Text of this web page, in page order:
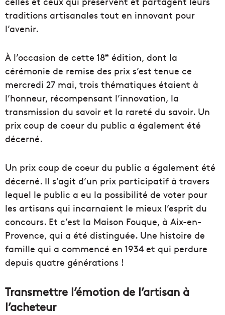
traditions artisanales tout en innovant pour
l’avenir.
À l’occasion de cette 18e édition, dont la
cérémonie de remise des prix s’est tenue ce
mercredi 27 mai, trois thématiques étaient à
l’honneur, récompensant l’innovation, la
transmission du savoir et la rareté du savoir. Un
prix coup de coeur du public a également été
décerné.
Un prix coup de coeur du public a également été
décerné. Il s’agit d’un prix participatif à travers
lequel le public a eu la possibilité de voter pour
les artisans qui incarnaient le mieux l’esprit du
concours. Et c’est la Maison Fouque, à Aix-en-
Provence, qui a été distinguée. Une histoire de
famille qui a commencé en 1934 et qui perdure
depuis quatre générations !
Transmettre l’émotion de l’artisan à
l’acheteur